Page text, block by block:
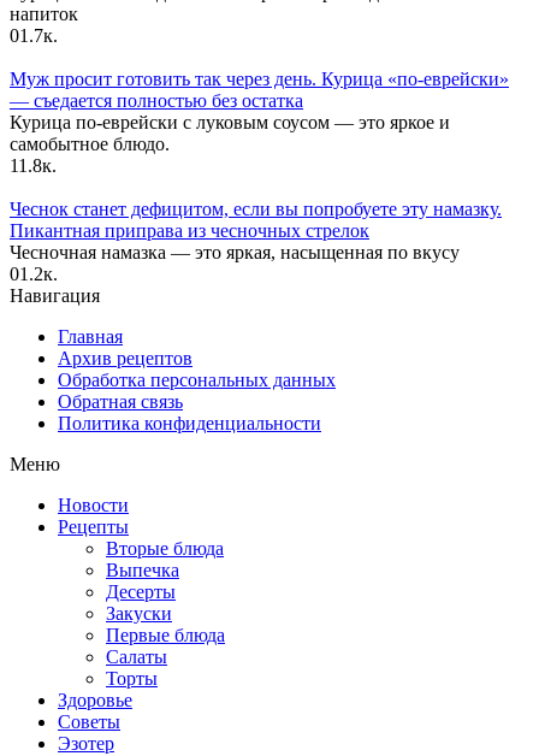
напиток
01.7к.
Муж просит готовить так через день. Курица «по-еврейски»
— съедается полностью без остатка
Курица по-еврейски с луковым соусом — это яркое и
самобытное блюдо.
11.8к.
Чеснок станет дефицитом, если вы попробуете эту намазку.
Пикантная приправа из чесночных стрелок
Чесночная намазка — это яркая, насыщенная по вкусу
01.2к.
Навигация
Главная
Архив рецептов
Обработка персональных данных
Обратная связь
Политика конфиденциальности
Меню
Новости
Рецепты
Вторые блюда
Выпечка
Десерты
Закуски
Первые блюда
Салаты
Торты
Здоровье
Советы
Эзотер